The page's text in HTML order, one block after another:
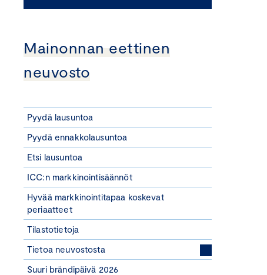
Mainonnan eettinen
neuvosto
Pyydä lausuntoa
Pyydä ennakkolausuntoa
Etsi lausuntoa
ICC:n markkinointisäännöt
Hyvää markkinointitapaa koskevat
periaatteet
Tilastotietoja
Tietoa neuvostosta
Suuri brändipäivä 2026